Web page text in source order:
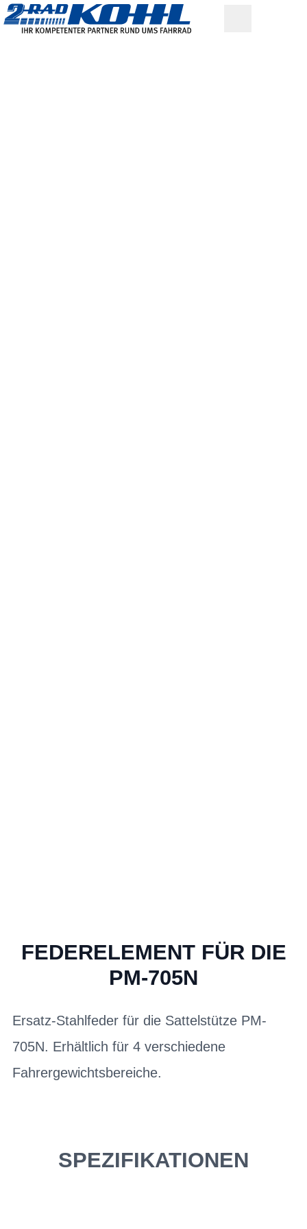
FEDERELEMENT FÜR DIE
PM-705N
Ersatz-Stahlfeder für die Sattelstütze PM-
705N. Erhältlich für 4 verschiedene
Fahrergewichtsbereiche.
SPEZIFIKATIONEN